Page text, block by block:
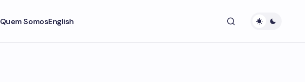
Quem SomosEnglish